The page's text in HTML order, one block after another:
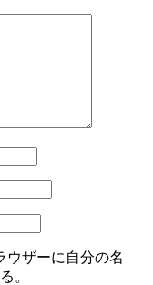
ウザーに自分の名
。